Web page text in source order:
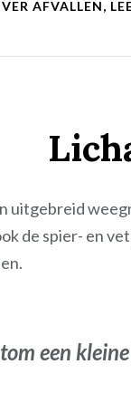
AFVALLEN,
uitgebreid
de spier- en
een